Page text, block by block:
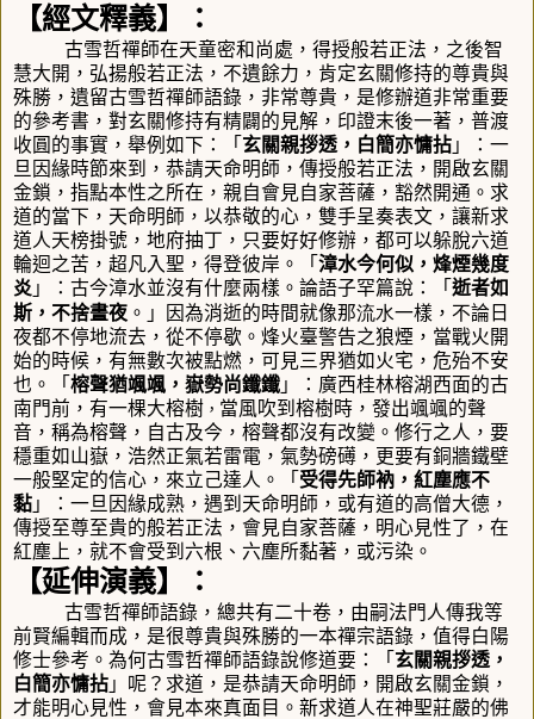
【經文釋義】：
古雪哲禪師在天童密和尚處，得授般若正法，之後智
慧大開，弘揚般若正法，不遺餘力，肯定玄關修持的尊貴與
殊勝，遺留古雪哲禪師語錄，非常尊貴，是修辦道非常重要
的參考書，對玄關修持有精闢的見解， 印證末後一著，普渡
收圓的事實， 舉例 如下：「 玄關親拶透，白簡亦慵拈 」： 一
旦因緣時節來到，恭請天命明師，傳授般若正法，開啟玄關
金鎖，指點本性之所在，親自會見自家菩薩，豁然開通。求
道的當下，天命明師，以恭敬的心，雙手呈奏表文 ， 讓新求
道人天榜掛號，地府抽丁，只要好好修辦，都可以躲脫六道
輪迴之苦，超凡入聖，得登彼岸。「 漳水今何似，烽煙幾度
炎 」： 古今漳水並沒有什麼兩樣 。 論語子罕篇說：「 逝者如
斯，不捨晝夜 。」因為消逝的時間就像那流水一樣，不論日
夜都不停地流去，從不停歇。烽火臺警告之狼煙 ， 當戰火開
始的時候，有無數次被點燃，可見三界猶如火宅，危殆不安
也。「 榕聲猶颯颯，嶽勢尚鑯鑯 」： 廣西桂林榕湖西面的古
南門前，有一棵大榕樹 ， 當風吹到榕樹時，發出颯颯的聲
音，稱為榕聲，自古及今，榕聲都沒有改變。修行之人，要
穩重如山嶽，浩然正氣若雷電，氣勢磅礡，更要有銅牆鐵壁
一般堅定的信心，來立己達人。「 受得先師衲，紅塵應不
黏 」： 一旦因緣成熟，遇到天命明師，或有道的高僧大德，
傳授至尊至貴的般若正法，會見自家菩薩，明心見性了，在
紅塵上，就不會受到六根、六塵所黏著，或污染。
【延伸演義】：
古雪哲禪師語錄，總共有二十卷，由嗣法門人傳我等
前賢編輯而成，是很尊貴與殊勝的一本禪宗語錄，值得白陽
修士參考。為何古雪哲禪師語錄說修道要：「 玄關親拶透，
白簡亦慵拈 」
呢？求道，是恭請天命明師，開啟玄關金鎖，
才能明心見性，會見本來真面目。新求道人在神聖莊嚴的佛